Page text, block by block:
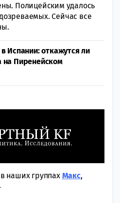
Полицейским удалось
Сейчас все
Испании: откажутся ли
на Пиренейском
наших группах Макс,